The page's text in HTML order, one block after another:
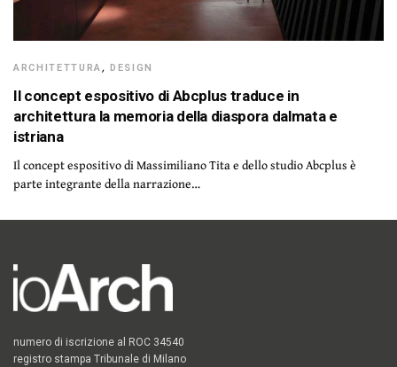
ARCHITETTURA,DESIGN
Il concept espositivo di Abcplus traduce in
architettura la memoria della diaspora dalmata e
istriana
Il concept espositivo di Massimiliano Tita e dello studio Abcplus è
parte integrante della narrazione…
numero di iscrizione al ROC 34540
registro stampa Tribunale di Milano